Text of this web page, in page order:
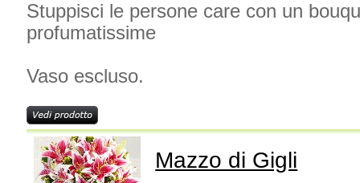
Stuppisci le persone care con un
profumatissime
Vaso escluso.
Mazzo di Gigli